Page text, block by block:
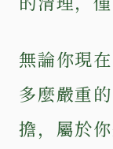
無論你現
多麼嚴重
擔，屬於